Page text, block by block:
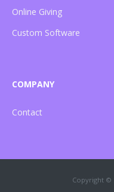
Online Giving
Custom Software
COMPANY
Contact
Copyright ©